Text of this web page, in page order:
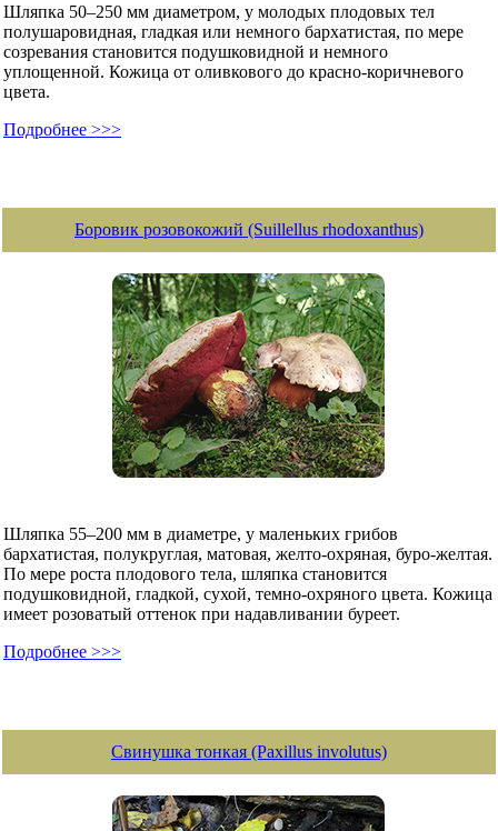
Шляпка 50–250 мм диаметром, у молодых плодовых тел
полушаровидная, гладкая или немного бархатистая, по мере
созревания становится подушковидной и немного
уплощенной. Кожица от оливкового до красно-коричневого
цвета.
Подробнее >>>
Боровик розовокожий (Suillellus rhodoxanthus)
Шляпка 55–200 мм в диаметре, у маленьких грибов
бархатистая, полукруглая, матовая, желто-охряная, буро-желтая.
По мере роста плодового тела, шляпка становится
подушковидной, гладкой, сухой, темно-охряного цвета. Кожица
имеет розоватый оттенок при надавливании буреет.
Подробнее >>>
Свинушка тонкая (Paxillus involutus)